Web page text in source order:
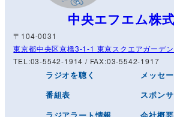
中央エフエム株
〒104-0031
東京都中央区京橋3-1-1 東京スクエアガーデ
TEL:03-5542-1914 / FAX:03-5542-1917
ラジオを聴く
番組表
ラジアラート情報
メッセ
スポン
会社概要